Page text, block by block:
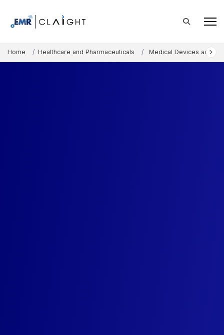
Home Healthcare and Pharmaceuticals Medical Devices and